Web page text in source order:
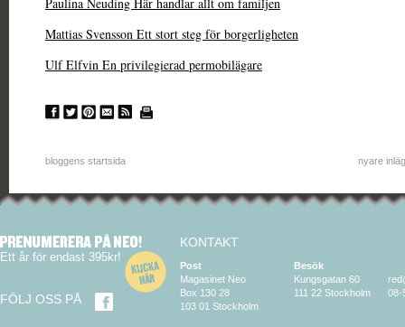
Mattias Svensson Ett stort steg för borgerligheten
Ulf Elfvin En privilegierad permobilägare
bloggens startsida nyare
Ett år för endast 395kr!
FÖLJ OSS PÅ
KONTAKT
Post
Magasinet Neo
Box 130 28
103 01 Stockholm
Besök
Kungsgatan 60
111 22 Stockholm
08-